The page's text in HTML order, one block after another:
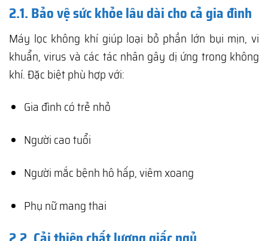
2.1. Bảo vệ sức khỏe lâu dài cho cả gia đình
Máy lọc không khí giúp loại bỏ phần lớn bụi mịn, vi
khuẩn, virus và các tác nhân gây dị ứng trong không
khí. Đặc biệt phù hợp với:
Gia đình có trẻ nhỏ
Người cao tuổi
Người mắc bệnh hô hấp, viêm xoang
Phụ nữ mang thai